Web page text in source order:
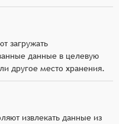
загружать
данные в целевую
другое место хранения.
извлекать данные из